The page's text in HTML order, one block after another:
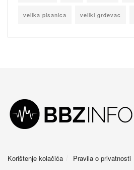
velika pisanica veliki grđevac
Korištenje kolačića Pravila o privatnosti